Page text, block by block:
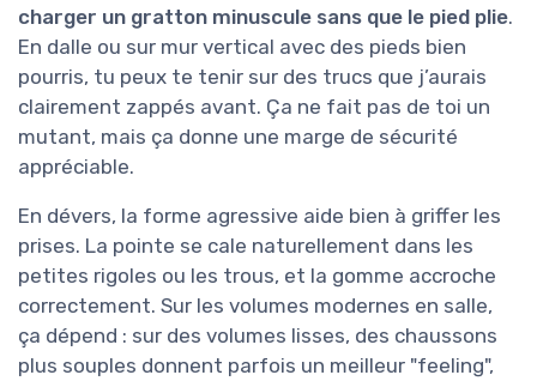
charger un gratton minuscule sans que le pied plie.
En dalle ou sur mur vertical avec des pieds bien
pourris, tu peux te tenir sur des trucs que j’aurais
clairement zappés avant. Ça ne fait pas de toi un
mutant, mais ça donne une marge de sécurité
appréciable.
En dévers, la forme agressive aide bien à griffer les
prises. La pointe se cale naturellement dans les
petites rigoles ou les trous, et la gomme accroche
correctement. Sur les volumes modernes en salle,
ça dépend : sur des volumes lisses, des chaussons
plus souples donnent parfois un meilleur "feeling",